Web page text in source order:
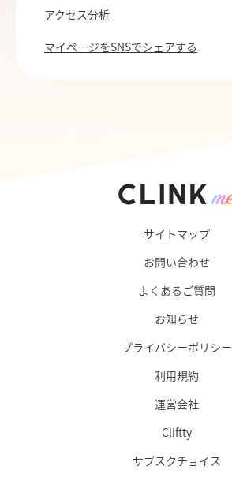
アクセス分析
マイページをSNSでシェアする
サイトマップ
お問い合わせ
よくあるご質問
お知らせ
プライバシーポリシー
利用規約
運営会社
Cliftty
サブスクチョイス